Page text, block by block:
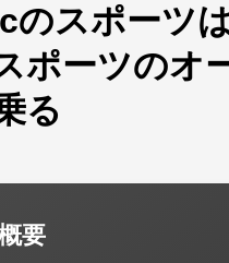
のスポーツ
ポーツのオ
る
要